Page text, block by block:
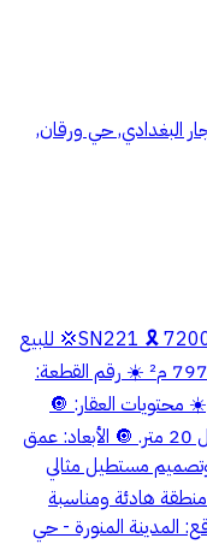
البغدادي, حي ورقان,
​​🎗 SN221 🎗 7200855135 🔅🔅🔅🔅🔅 7037428385 ​​💢 للبيع
قطعة أرض سكنية متميزة 💢 ​☀️ المساحة: 797.8 م² ☀️ رقم القطعة:
1 / ف / 1411هـ / ح ​☀️ محتويات العقار: 🔘
الواجهة: شمالية على شارع عرض 20 متر بطول 20 متر. 🔘 الأبعاد: عمق
وتصميم مستطيل مثالي
منطقة هادئة ومناسبة
المدينة المنورة - حي